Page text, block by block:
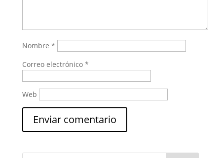
Nombre *
Correo electrónico *
Web